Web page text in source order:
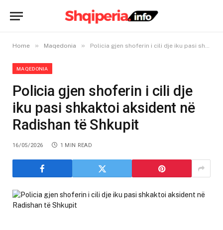
Home » Maqedonia » Policia gjen shoferin i cili dje iku pasi shkaktoi aksident në Radishan të Shkupit
MAQEDONIA
Policia gjen shoferin i cili dje
iku pasi shkaktoi aksident në
Radishan të Shkupit
16/05/2026 1 MIN READ